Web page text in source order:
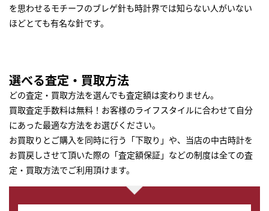
を思わせるモチーフのブレゲ針も時計界では知らない人がいない
ほどとても有名な針です。
選べる査定・買取方法
どの査定・買取方法を選んでも査定額は変わりません。
買取査定手数料は無料！お客様のライフスタイルに合わせて自分
にあった最適な方法をお選びください。
お買取りとご購入を同時に行う「下取り」や、当店の中古時計を
お買戻しさせて頂いた際の「査定額保証」などの制度は全ての査
定・買取方法でご利用頂けます。